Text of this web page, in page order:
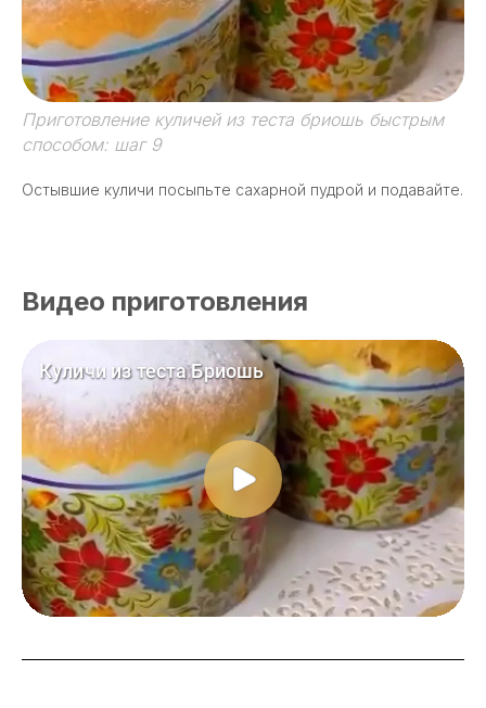
Приготовление куличей из теста бриошь быстрым
способом: шаг 9
Остывшие куличи посыпьте сахарной пудрой и подавайте.
Видео приготовления